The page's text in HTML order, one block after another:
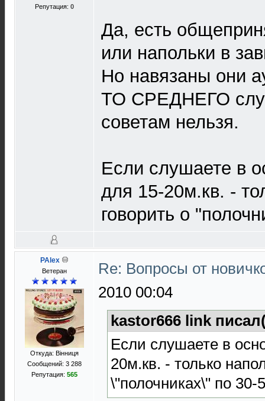
Репутация: 0
Да, есть
или напольки в
Но навязаны они
ТО СРЕДНЕГО
советам нельзя.
Если слушаете в
для 15-20м.кв. -
говорить о
PAlex
Ветеран
Откуда: Вінниця
Сообщений: 3 288
Репутация: 565
Re: Вопросы от
2010 00:04
kastor666 link
Если слушаете в
20м.кв. - только
\"полочниках\" по